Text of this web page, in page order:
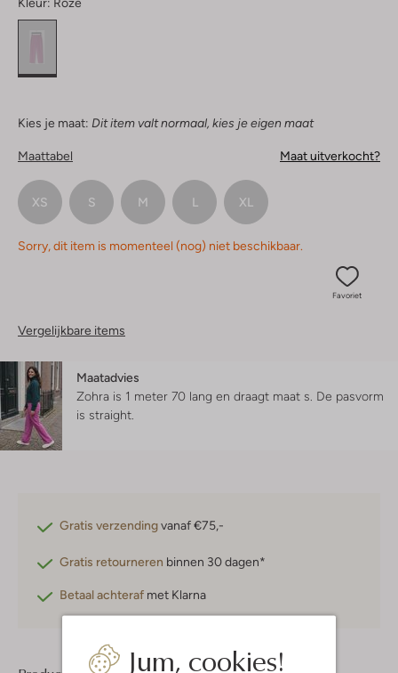
Jum, cookies!
Kies je maat: Dit item valt normaal, kies je eigen maat
Maattabel Maat uitverkocht?
XS S M L XL
Sorry, dit item is momenteel (nog) niet beschikbaar.
Favoriet
Vergelijkbare items
Maatadvies
Zohra is 1 meter 70 lang en draagt maat s. De pasvorm
is straight
Gratis verzendingvanaf €75,-
Gratis retourneren binnen 30 dagen*
Betaal achteraf met Klarna